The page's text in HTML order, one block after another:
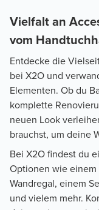
Vielfalt an
vom
Entdecke die
bei X2O und
Elementen. Ob du
komplette
neuen Look
brauchst, um deine
Bei X2O findest du
Optionen wie
Wandregal, einem
und vielem mehr.